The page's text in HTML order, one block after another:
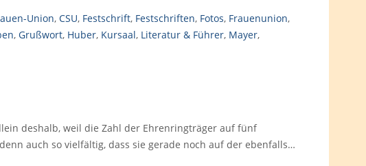
Union, CSU, Festschrift, Festschriften, Fotos, Frauenunion,
, Grußwort, Huber, Kursaal, Literatur & Führer, Mayer,
deshalb, weil die Zahl der Ehrenringträger auf fünf
auch so vielfältig, dass sie gerade noch auf der ebenfalls…